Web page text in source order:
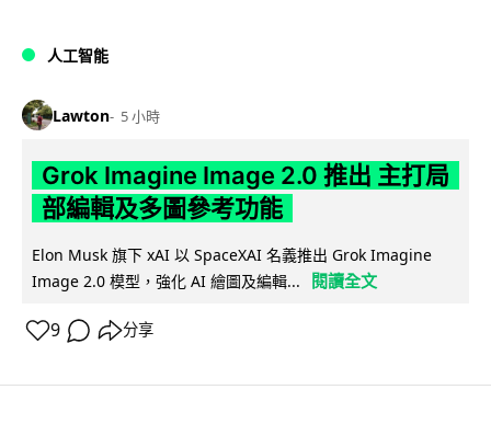
人工智能
Lawton 5 小時
Grok Imagine Image 2.0 推出 主打局
部編輯及多圖參考功能
Elon Musk 旗下 xAI 以 SpaceXAI 名義推出 Grok Imagine
Image 2.0 模型，強化 AI 繪圖及編輯...
閱讀全文
9 分享